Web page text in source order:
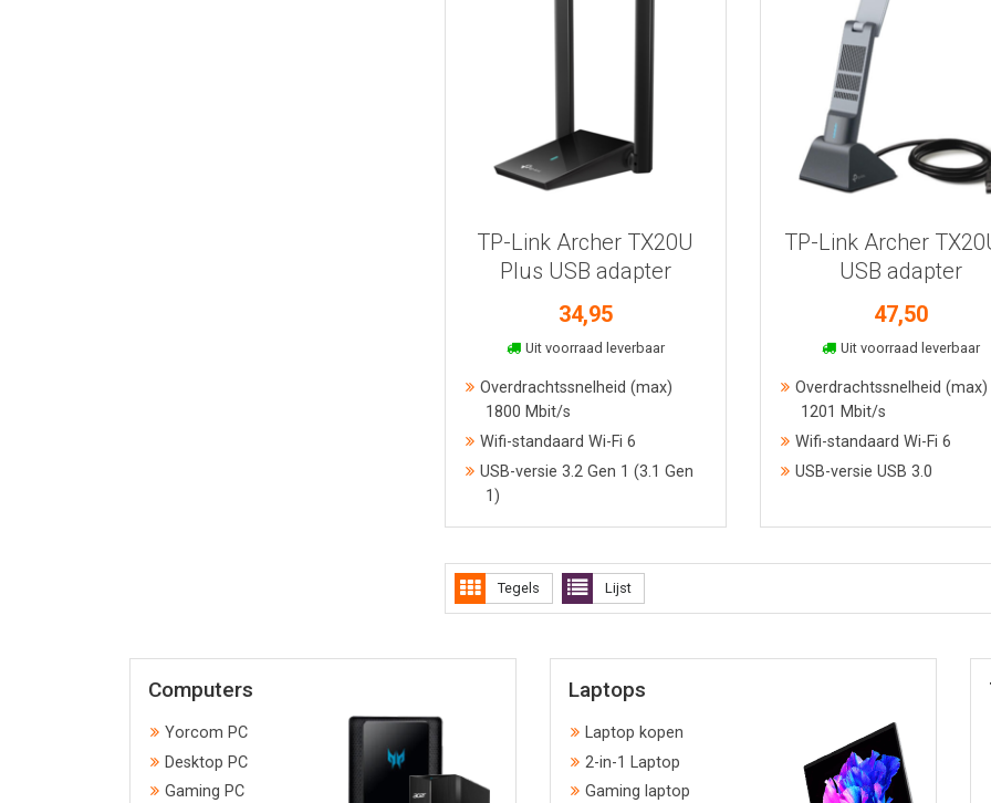
TP-Link Archer TX20U
Plus USB adapter
34,95
Uit voorraad leverbaar
In winkelmand
Overdrachtssnelheid (max)
1800 Mbit/s
Wifi-standaard Wi-Fi 6
USB-versie 3.2 Gen 1 (3.1 Gen
1)
Bekijk meer informatie
TP-Link Archer
USB adapter
47,50
Uit voorraad leverbaar
In winkelmand
Overdrachtssnelheid (max)
1201 Mbit/s
Wifi-standaard Wi-Fi 6
USB-versie USB 3.0
Tegels Lijst
Computers
Yorcom PC
Desktop PC
Gaming PC
Laptops
Laptop kopen
2-in-1 Laptop
Gaming laptop